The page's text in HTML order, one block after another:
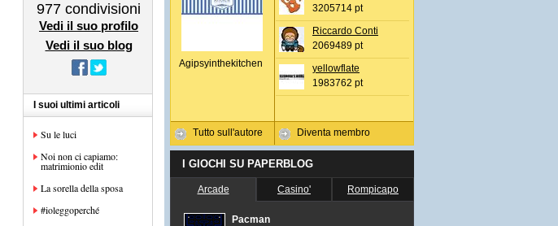
977 condivisioni
Vedi il suo profilo
Vedi il suo blog
I suoi ultimi articoli
Su le luci
Noi non ci capiamo:
matrimionio edit
La sorella della sposa
#ioleggoperché
Agipsyinthekitchen
Tutto sull'autore
3205714 pt
Riccardo Conti
2069489 pt
yellowflate
1983762 pt
Diventa membro
I GIOCHI SU PAPERBLOG
Arcade Casino' Rompicapo
Pacman